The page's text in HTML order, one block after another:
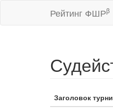
Рейтинг ФШРβ
Заголовок